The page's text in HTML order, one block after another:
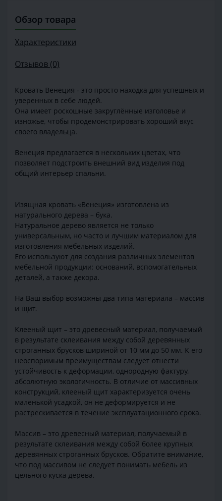
Обзор товара
Характеристики
Отзывов (0)
Кровать Венеция - это просто находка для успешных и
уверенных в себе людей.
Она имеет роскошные закруглённые изголовье и
изножье, чтобы продемонстрировать хороший вкус
своего владельца.
Венеция предлагается в нескольких цветах, что
позволяет подстроить внешний вид изделия под
общий интерьер спальни.
Изящная кровать «Венеция» изготовлена из
натурального дерева – бука.
Натуральное дерево является не только
универсальным, но часто и лучшим материалом для
изготовления мебельных изделий.
Его используют для создания различных элементов
мебельной продукции: оснований, вспомогательных
деталей, а также декора.
На Ваш выбор возможны два типа материала – массив
и щит.
Клееный щит – это древесный материал, получаемый
в результате склеивания между собой деревянных
строганных брусков шириной от 10 мм до 50 мм. К его
неоспоримым преимуществам следует отнести
устойчивость к деформации, однородную фактуру,
абсолютную экологичность. В отличие от массивных
конструкций, клееный щит характеризуется очень
маленькой усадкой, он не деформируется и не
растрескивается в течение эксплуатационного срока.
Массив – это древесный материал, получаемый в
результате склеивания между собой более крупных
деревянных строганных брусков. Обратите внимание,
что под массивом не следует понимать мебель из
цельного куска дерева.